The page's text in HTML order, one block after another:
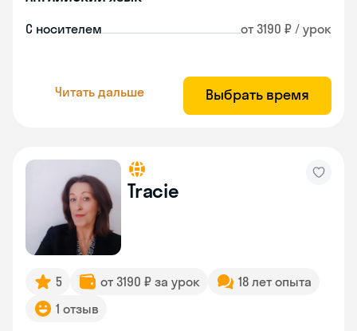
С носителем от 3190 ₽ / урок
Читать дальше Выбрать время
Tracie
5 от 3190 ₽ за урок
18 лет опыта
1 отзыв